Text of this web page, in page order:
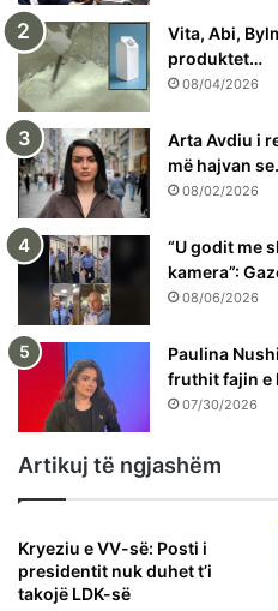
Vita, Abi,
produktet…
08/04/2026
Arta Avdiu i
më hajvan
08/02/2026
“U godit me
kamera”:
08/06/2026
Paulina
fruthit fajin e
07/30/2026
Artikuj të ngjashëm
Kryeziu e VV-së: Posti i
presidentit nuk duhet t’i
takojë LDK-së